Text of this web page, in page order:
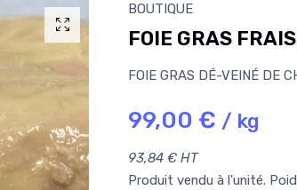
BOUTIQUE
FOIE GRAS
FOIE GRAS DÉ-VEINÉ DE
99,00 € / kg
93,84 € HT
Produit vendu à l'unité.